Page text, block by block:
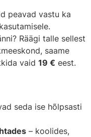
peavad vastu ka
Räägi talle sellest
saame
vaid 19 € eest.
seda ise hõlpsasti
– koolides,